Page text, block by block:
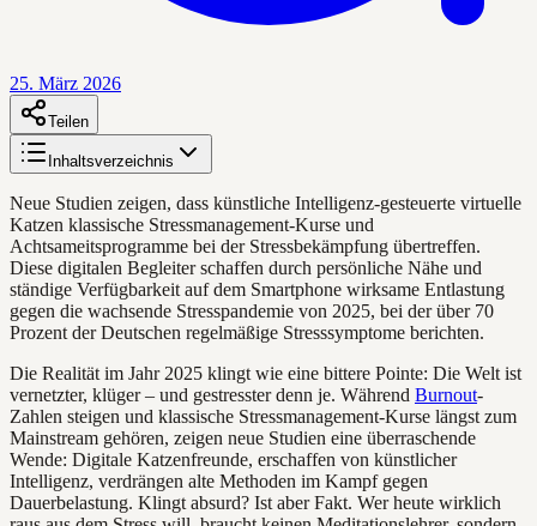
25. März 2026
Teilen
Inhaltsverzeichnis
Neue Studien zeigen, dass künstliche Intelligenz-gesteuerte virtuelle
Katzen klassische Stressmanagement-Kurse und
Achtsameitsprogramme bei der Stressbekämpfung übertreffen.
Diese digitalen Begleiter schaffen durch persönliche Nähe und
ständige Verfügbarkeit auf dem Smartphone wirksame Entlastung
gegen die wachsende Stresspandemie von 2025, bei der über 70
Prozent der Deutschen regelmäßige Stresssymptome berichten.
Die Realität im Jahr 2025 klingt wie eine bittere Pointe: Die Welt ist
vernetzter, klüger – und gestresster denn je. Während Burnout-
Zahlen steigen und klassische Stressmanagement-Kurse längst zum
Mainstream gehören, zeigen neue Studien eine überraschende
Wende: Digitale Katzenfreunde, erschaffen von künstlicher
Intelligenz, verdrängen alte Methoden im Kampf gegen
Dauerbelastung. Klingt absurd? Ist aber Fakt. Wer heute wirklich